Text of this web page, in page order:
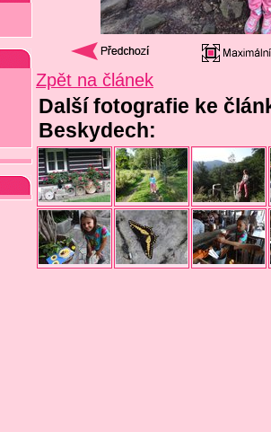
Zpět na článek
Další fotografie ke
Beskydech: